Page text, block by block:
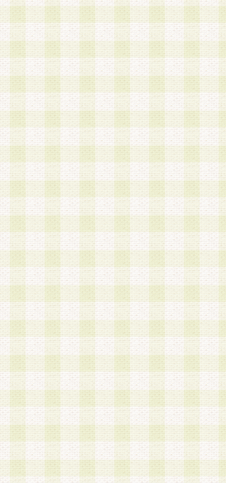
アドレス等会員個人を識別できる情報を当社が別
シーポリシー
」に基づき適切に取り扱うものとし
は、当該個人情報を以下の各号に定める目的に利
す。なお、これら事項以外の目的で個人情報を利
かじめ会員の同意を得たうえで利用するものとし
a.本サービスの実施または運営
b.本サービスに係る謝礼、景品、調査サンプル品
c.会員からの電話、メール等の問い合わせなどへ
d.その他これらに付随する業務
2.当社は、会員個人を識別することのできる情報
会員情報を本人の承諾なく第三者に開示すること
人を識別できる情報について第三者に開示または
社は事前に会員本人の同意を得るものとします。
3.前項の定めに拘わらず、当社は、以下の目的に
意を 得ることなく、会員個人を識別できる情報
づき選定した委託業者に対して当社の責任におい
できるものとします。な お、当社は、当該委託
契約を締結しこれを遵守させるとともに、本規約
の注意をもって当該情報を使用させるものとし ま
a.本サービスに係る謝礼、景品、調査サンプル品
b.会員からの電話、メール等の問い合わせなどへ
c.モバイルリサーチ、またはグループ形式による
実施もしくは運営
d.その他これらに付随する業務
4.会員は、住所、電話番号その他の登録情報につ
合は、速やかに当社所定の変更手続きを行うもの
5.当社は、必要と認めた場合、会員に対して、電
手段により登録情報の対象者が会員登録者本人で
の内容が正確であること、アンケートの回答内容
うことができるものとます。
6.会員は、会員登録後当社が定期的に行う登録情
して、当社指定の期間内に更新手続きを行うもの
該期間内に更新手続きを行わない場合、その時点
発行したポイントは失効されるものとします。